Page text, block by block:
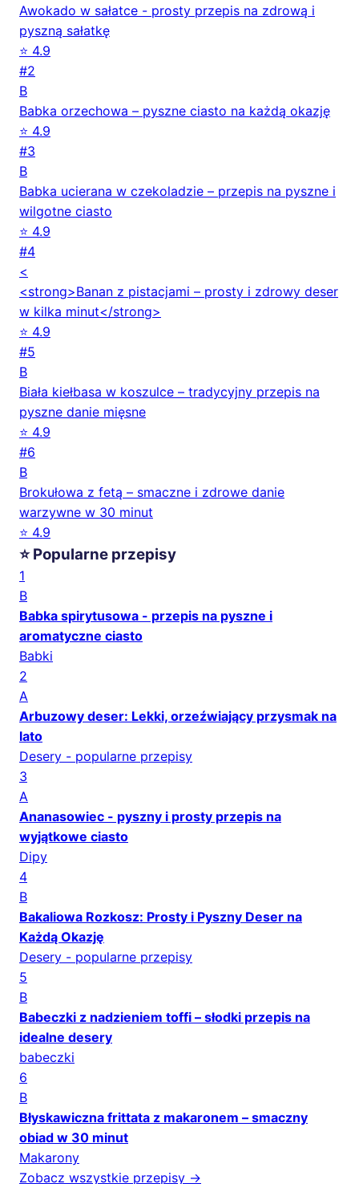
Awokado w sałatce - prosty przepis na zdrową i
pyszną sałatkę
⭐ 4.9
#2
B
Babka orzechowa – pyszne ciasto na każdą okazję
⭐ 4.9
#3
B
Babka ucierana w czekoladzie – przepis na pyszne i
wilgotne ciasto
⭐ 4.9
#4
<
<strong>Banan z pistacjami – prosty i zdrowy deser
w kilka minut</strong>
⭐ 4.9
#5
B
Biała kiełbasa w koszulce – tradycyjny przepis na
pyszne danie mięsne
⭐ 4.9
#6
B
Brokułowa z fetą – smaczne i zdrowe danie
warzywne w 30 minut
⭐ 4.9
⭐ Popularne przepisy
1
B
Babka spirytusowa - przepis na pyszne i
aromatyczne ciasto
Babki
2
A
Arbuzowy deser: Lekki, orzeźwiający przysmak na
lato
Desery - popularne przepisy
3
A
Ananasowiec - pyszny i prosty przepis na
wyjątkowe ciasto
Dipy
4
B
Bakaliowa Rozkosz: Prosty i Pyszny Deser na
Każdą Okazję
Desery - popularne przepisy
5
B
Babeczki z nadzieniem toffi – słodki przepis na
idealne desery
babeczki
6
B
Błyskawiczna frittata z makaronem – smaczny
obiad w 30 minut
Makarony
Zobacz wszystkie przepisy →